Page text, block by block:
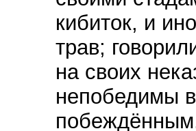
кибиток, и
трав;
на своих
непобедимы